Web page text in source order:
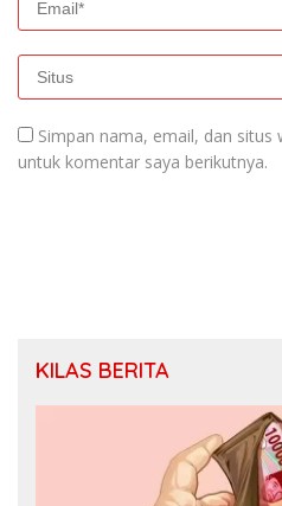
Simpan nama, email, dan situs
untuk komentar saya berikutnya.
KILAS BERITA